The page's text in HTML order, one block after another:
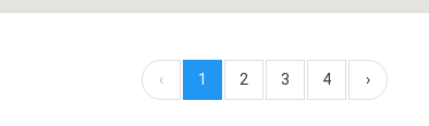
‹ 1 2 3 4 ›